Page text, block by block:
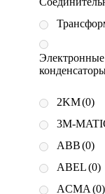
2KM(0)
3M-
ABB(0)
ABEL(0)
ACMA(0)